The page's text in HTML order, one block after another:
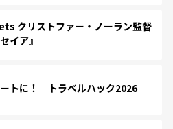
クリストファー・ノーラン監督
イア』
トに！ トラベルハック2026